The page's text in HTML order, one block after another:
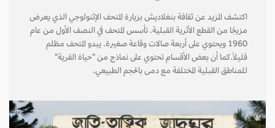
اكتشف المزيد عن ثقافة بنغلاديش بزيارة المتحف الإثنولوجي الذي يعرض
مزيجًا من القطع الأثرية القبلية. تأسس المتحف في النصف الأول من عام
1960 ويحتوي على أربعة صالات وقاعة صغيرة. يبدو المتحف مظلم
قليلاً.كما أن بعض الأقسام تحتوي على نماذج من "حياة القرية"
للمناطق القبلية المختلفة مع دمى بالحجم الطبيعي.